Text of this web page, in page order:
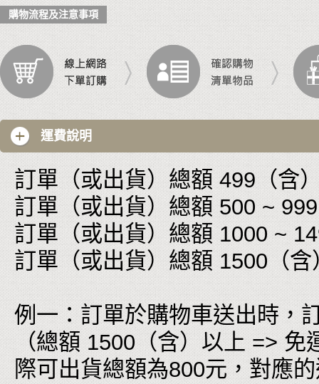
購物流程及注意事項
運費說明
訂單（或出貨）總額 499（含
訂單（或出貨）總額 500 ~
訂單（或出貨）總額 1000 ~
訂單（或出貨）總額 1500（
例一：訂單於購物車送出時，
（總額 1500（含）以上 =>
際可出貨總額為800元，對應